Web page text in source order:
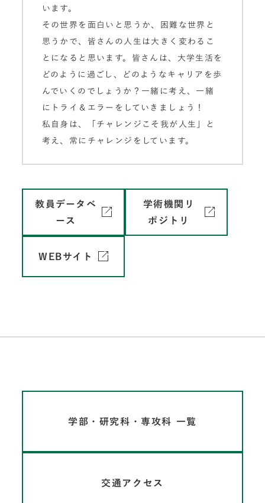
います。
その世界を面白いと思うか、困難な世界と
思うかで、皆さんの人生は大きく変わるこ
とになると思います。皆さんは、大学生活を
どのように過ごし、どのようなキャリアを歩
んでいくのでしょうか？一緒に考え、一緒
にトライ＆エラーをしていきましょう！
私自身は、「チャレンジこそ我が人生」と
考え、常にチャレンジをしています。
教員データベ
ース
学術機関リ
ポジトリ
WEBサイト
学部・研究科・専攻科 一覧
交通アクセス